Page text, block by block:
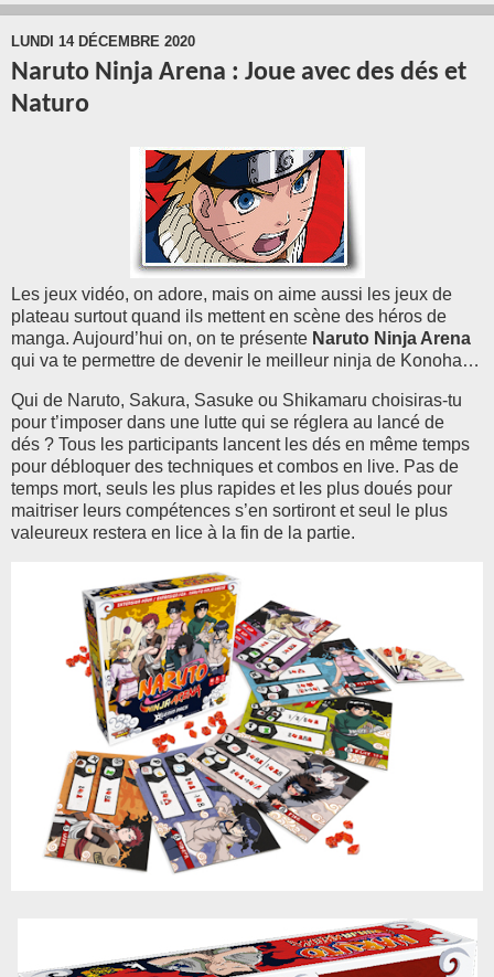
LUNDI 14 DÉCEMBRE 2020
Naruto Ninja Arena : Joue avec des dés et
Naturo
Les jeux vidéo, on adore, mais on aime aussi les jeux de
plateau surtout quand ils mettent en scène des héros de
manga. Aujourd’hui on, on te présente Naruto Ninja Arena
qui va te permettre de devenir le meilleur ninja de Konoha…
Qui de Naruto, Sakura, Sasuke ou Shikamaru choisiras-tu
pour t’imposer dans une lutte qui se réglera au lancé de
dés ? Tous les participants lancent les dés en même temps
pour débloquer des techniques et combos en live. Pas de
temps mort, seuls les plus rapides et les plus doués pour
maitriser leurs compétences s’en sortiront et seul le plus
valeureux restera en lice à la fin de la partie.